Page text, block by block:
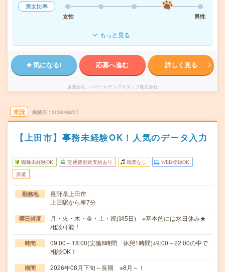
男女比率
女性
男性
もっと見る
気になる! 応募へ進む 詳しく見る
派遣会社 パーソルテンプスタッフ株式会社
未読 掲載日 2026/08/07
【上田市】事務未経験OK！人気のデータ入力
職種未経験OK 交通費別途支給あり 残業なし WEB登録OK
派遣
勤務地
長野県上田市
上田駅から車7分
曜日頻度
月・火・木・金・土・祝(週5日) ※基本的には水日休み★
相談可能！
時間
09:00～18:00(実働8時間 休憩1時間)※9:00～22:00の中で
相談OK！
期間 2026年08月下旬～長期 ※8月～！